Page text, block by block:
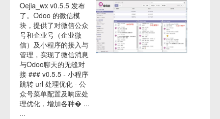
Oejia_wx v0.5.5 发布
了。Odoo 的微信模
块，提供了对微信公众
号和企业号（企业微
信）及小程序的接入与
管理，实现了微信消息
与Odoo聊天的无缝对
接 ### v0.5.5 - 小程序
跳转 url 处理优化 - 公
众号菜单配置及响应处
理优化，增加各种� ...
...